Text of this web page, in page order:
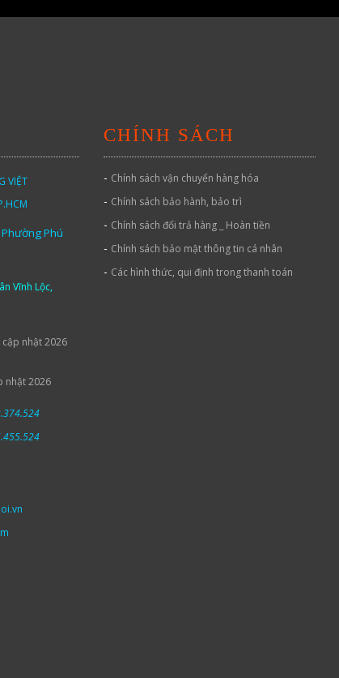
VIỆT
Phường Phú
Vĩnh Lộc,
cập nhật 2026
nhật 2026
CHÍNH SÁCH
- Chính sách vận chuyển hàng hóa
- Chính sách bảo hành, bảo trì
- Chính sách đổi trả hàng _ Hoàn tiền
- Chính sách bảo mật thông tin cá nhân
- Các hình thức, qui định trong thanh toán